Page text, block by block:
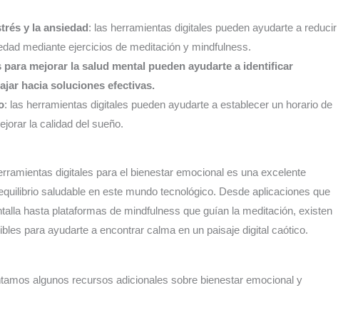
y la ansiedad: las herramientas digitales pueden ayudarte a reducir
mediante ejercicios de meditación y mindfulness.
para mejorar la salud mental pueden ayudarte a identificar
hacia soluciones efectivas.
: las herramientas digitales pueden ayudarte a establecer un horario de
la calidad del sueño.
digitales para el bienestar emocional es una excelente
saludable en este mundo tecnológico. Desde aplicaciones que
hasta plataformas de mindfulness que guían la meditación, existen
para ayudarte a encontrar calma en un paisaje digital caótico.
algunos recursos adicionales sobre bienestar emocional y